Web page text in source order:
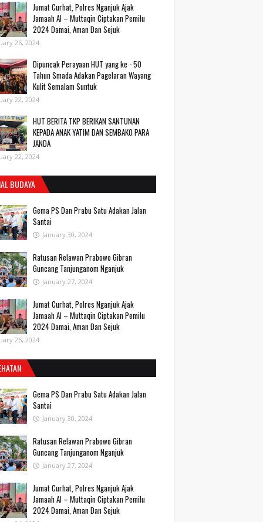
Jumat Curhat, Polres Nganjuk Ajak
Jamaah Al – Muttaqin Ciptakan Pemilu
2024 Damai, Aman Dan Sejuk
26, 2024
Dipuncak Perayaan HUT yang ke - 50
Tahun Smada Adakan Pagelaran Wayang
Kulit Semalam Suntuk
22, 2024
HUT BERITA TKP BERIKAN SANTUNAN
KEPADA ANAK YATIM DAN SEMBAKO PARA
JANDA
22, 2024
BUDAYA
Gema PS Dan Prabu Satu Adakan Jalan
Santai
January 30, 2024
Ratusan Relawan Prabowo Gibran
Guncang Tanjunganom Nganjuk
January 27, 2024
Jumat Curhat, Polres Nganjuk Ajak
Jamaah Al – Muttaqin Ciptakan Pemilu
2024 Damai, Aman Dan Sejuk
26, 2024
Gema PS Dan Prabu Satu Adakan Jalan
Santai
January 30, 2024
Ratusan Relawan Prabowo Gibran
Guncang Tanjunganom Nganjuk
January 27, 2024
Jumat Curhat, Polres Nganjuk Ajak
Jamaah Al – Muttaqin Ciptakan Pemilu
2024 Damai, Aman Dan Sejuk